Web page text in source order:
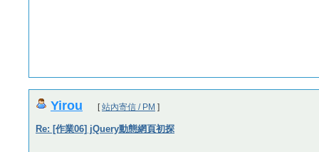
Yirou [站內寄信 / PM ]
Re: [作業06] jQuery動態網頁初探